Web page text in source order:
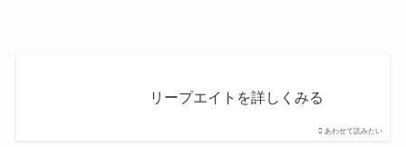
あわせて読みたい
リープエイトを詳しくみる